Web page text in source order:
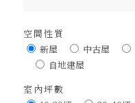
空間性質
新屋
中古屋
自地建屋
室內坪數